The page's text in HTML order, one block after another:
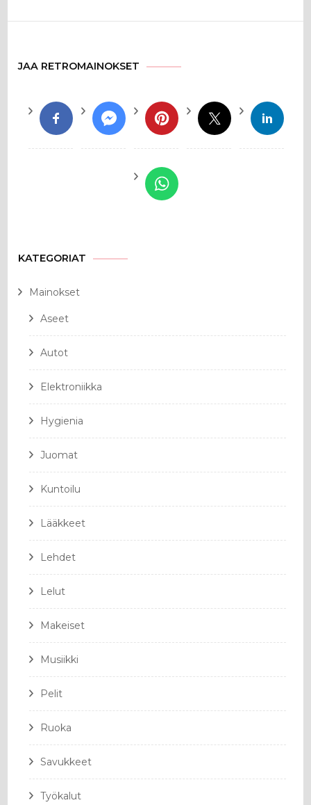
JAA RETROMAINOKSET
KATEGORIAT
Mainokset
Aseet
Autot
Elektroniikka
Hygienia
Juomat
Kuntoilu
Lääkkeet
Lehdet
Lelut
Makeiset
Musiikki
Pelit
Ruoka
Savukkeet
Työkalut